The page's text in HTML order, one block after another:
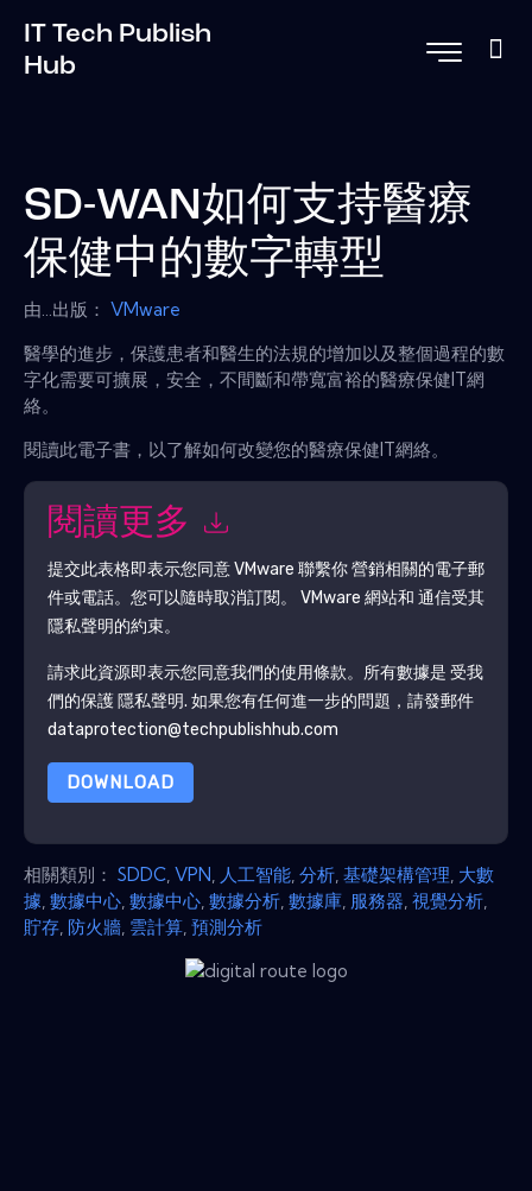
IT Tech Publish
Hub
SD-WAN如何支持醫療
保健中的數字轉型
由...出版： VMware
醫學的進步，保護患者和醫生的法規的增加以及整個過程的數
字化需要可擴展，安全，不間斷和帶寬富裕的醫療保健IT網
絡。
閱讀此電子書，以了解如何改變您的醫療保健IT網絡。
閱讀更多
提交此表格即表示您同意VMware 聯繫你 營銷相關的電子郵
件或電話。您可以隨時取消訂閱。 VMware 網站和 通信受其
隱私聲明的約束。
請求此資源即表示您同意我們的使用條款。所有數據是 受我
們的保護 隱私聲明. 如果您有任何進一步的問題，請發郵件
dataprotection@techpublishhub.com
DOWNLOAD
相關類別： SDDC VPN 人工智能 分析 基礎架構管理 大數
據 數據中心 數據中心 數據分析 數據庫 服務器 視覺分析
貯存 防火牆 雲計算 預測分析